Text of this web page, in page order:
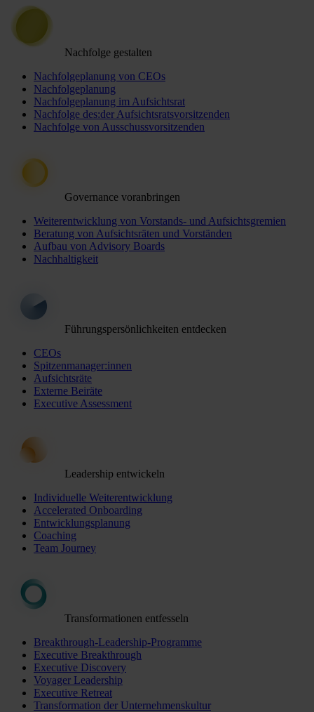
Nachfolge gestalten
Nachfolgeplanung von CEOs
Nachfolgeplanung
Nachfolgeplanung im Aufsichtsrat
Nachfolge des:der Aufsichtsratsvorsitzenden
Nachfolge von Ausschussvorsitzenden
Governance voranbringen
Weiterentwicklung von Vorstands- und Aufsichtsgremien
Beratung von Aufsichtsräten und Vorständen
Aufbau von Advisory Boards
Nachhaltigkeit
Führungspersönlichkeiten entdecken
CEOs
Spitzenmanager:innen
Aufsichtsräte
Externe Beiräte
Executive Assessment
Leadership entwickeln
Individuelle Weiterentwicklung
Accelerated Onboarding
Entwicklungsplanung
Coaching
Team Journey
Transformationen entfesseln
Breakthrough-Leadership-Programme
Executive Breakthrough
Executive Discovery
Voyager Leadership
Executive Retreat
Transformation der Unternehmenskultur